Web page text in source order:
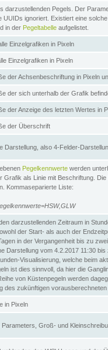
darzustellenden Pegels. Der
UUIDs ignoriert. Existiert eine
in der Pegeltabelle aufgelistet.
Einzelgrafiken in Pixeln
Einzelgrafiken in Pixeln
der Achsenbeschriftung in Pixeln
der sich unterhalb der Grafik
der Anzeige des letzten Wertes in
der Überschrift
Darstellung, also 4-Felder-
Pegelkennwerte werden
Grafik als Linie mit Beschriftung.
Kommaseparierte Liste:
darzustellenden Zeitraum in
der Start- als auch der
in der Vergangenheit bis zu
Darstellung vom 4.2.2017 11:30 bis
Visualisierung, welche beim
ist dies sinnvoll, da hier die
von Küstenpegeln werden
des zukünftigen vorausberechneten
in Pixeln
Parameters, Groß- und